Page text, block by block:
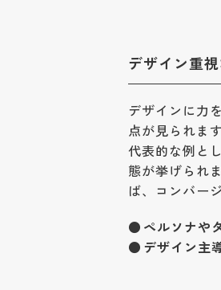
デザイン重
デザインに力
点が見られます
代表的な例と
態が挙げられ
ば、コンバー
ペルソナや
デザイン主